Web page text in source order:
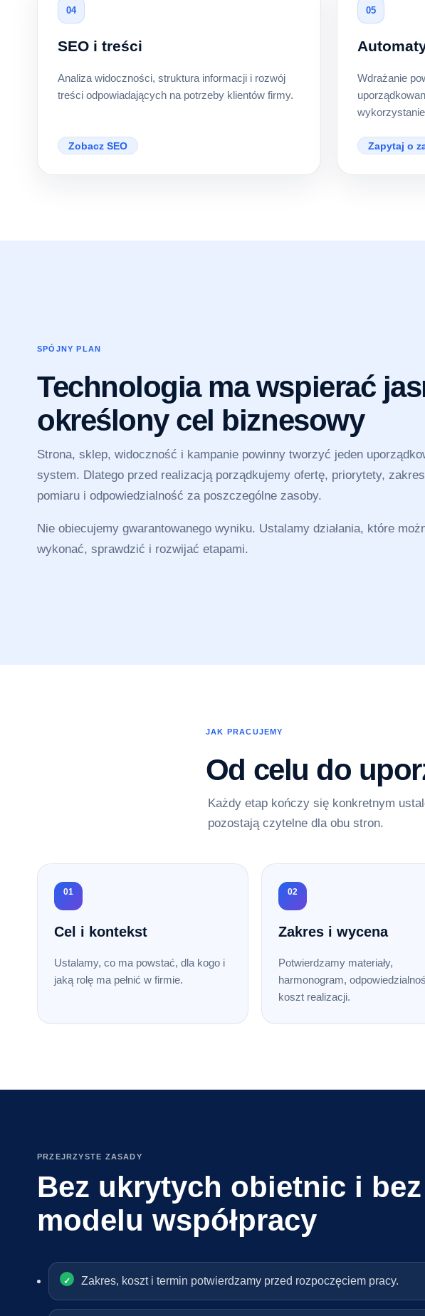
04
SEO i treści
Analiza widoczności, struktura informacji i rozwój
treści odpowiadających na potrzeby klientów firmy.
Zobacz SEO
05
Wdrażanie
Zapytaj o
SPÓJNY PLAN
Technologia ma wspierać
określony cel biznesowy
Strona, sklep, widoczność i kampanie powinny tworzyć jeden
system. Dlatego przed realizacją porządkujemy ofertę, priorytety, zakres
pomiaru i odpowiedzialność za poszczególne zasoby.
Nie obiecujemy gwarantowanego wyniku. Ustalamy działania, które
wykonać, sprawdzić i rozwijać etapami.
JAK PRACUJEMY
Od celu do
Każdy etap kończy się konkretnym
pozostają czytelne dla obu stron.
01
Cel i kontekst
Ustalamy, co ma powstać, dla kogo i
jaką rolę ma pełnić w firmie.
02
Zakres i wycena
Potwierdzamy materiały,
harmonogram,
koszt realizacji.
PRZEJRZYSTE ZASADY
Bez ukrytych obietnic i
modelu współpracy
Zakres, koszt i termin potwierdzamy przed rozpoczęciem pracy.